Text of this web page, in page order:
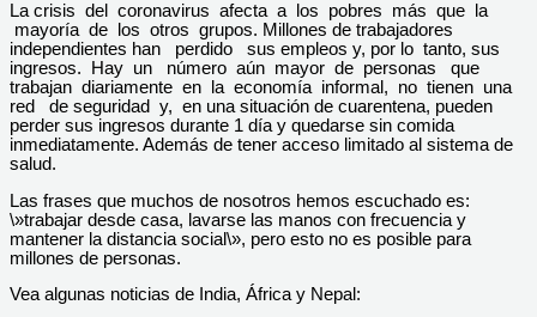
La crisis del coronavirus afecta a los pobres más que la
mayoría de los otros grupos. Millones de trabajadores
independientes han perdido sus empleos y, por lo tanto, sus
ingresos. Hay un número aún mayor de personas que
trabajan diariamente en la economía informal, no tienen una
red de seguridad y, en una situación de cuarentena, pueden
perder sus ingresos durante 1 día y quedarse sin comida
inmediatamente. Además de tener acceso limitado al sistema de
salud.
Las frases que muchos de nosotros hemos escuchado es:
\»trabajar desde casa, lavarse las manos con frecuencia y
mantener la distancia social\», pero esto no es posible para
millones de personas.
Vea algunas noticias de India, África y Nepal: